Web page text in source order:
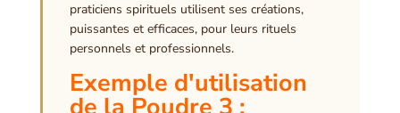
praticiens spirituels utilisent ses créations,
puissantes et efficaces, pour leurs rituels
personnels et professionnels.
Exemple d'utilisation